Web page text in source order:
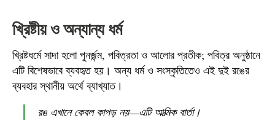
খ্রিষ্টীয় ও অন্যান্য ধর্ম
খ্রিষ্টধর্মে সাদা হলো পুনর্জন্ম, পবিত্রতা ও আলোর প্রতীক; পবিত্র অনুষ্ঠানে
এটি বিশেষভাবে ব্যবহৃত হয়। অন্য ধর্ম ও সংস্কৃতিতেও এই দুই রঙের
ব্যবহার স্থানীয় অর্থে ব্যাখ্যাত।
রঙ এখানে কেবল কাপড় নয়—এটি আত্মিক বার্তা।